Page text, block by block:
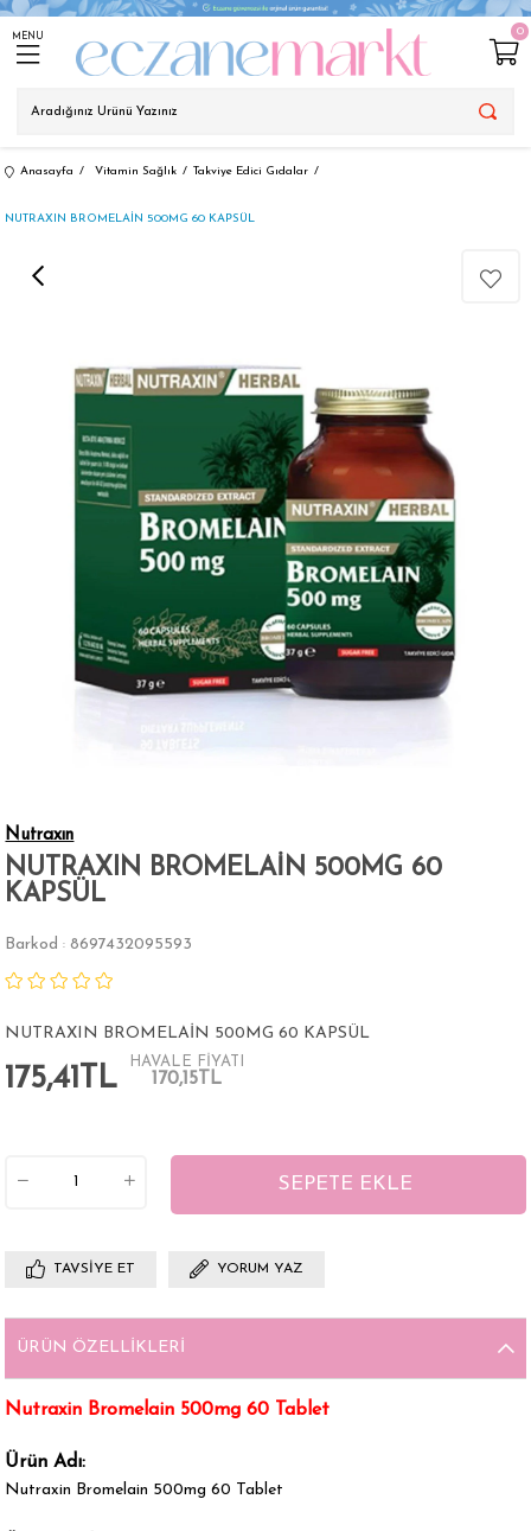
MENU 0
Anasayfa Vitamin Sağlık Takviye Edici Gıdalar
NUTRAXIN BROMELAİN 500MG 60 KAPSÜL
Nutraxın
NUTRAXIN BROMELAİN 500MG 60
KAPSÜL
Barkod : 8697432095593
NUTRAXIN BROMELAİN 500MG 60 KAPSÜL
175,41TL
HAVALE FİYATI
170,15TL
TAVSIYE ET YORUM YAZ
ÜRÜN ÖZELLIKLERI
Nutraxin Bromelain 500mg 60 Tablet
Ürün Adı:
Nutraxin Bromelain 500mg 60 Tablet